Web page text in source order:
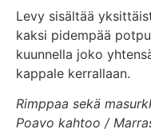
Levy sisältää
kaksi pidempää
kuunnella joko
kappale kerrallaan.
Rimppaa sekä
Poavo kahtoo /